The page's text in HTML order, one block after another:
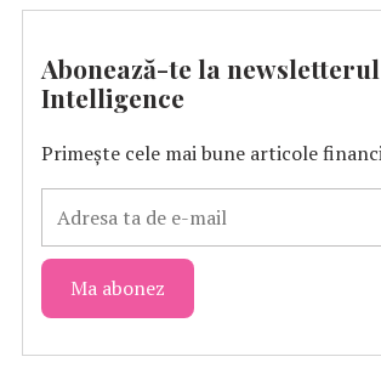
Abonează-te la
Intelligence
Primește cele mai bune articole